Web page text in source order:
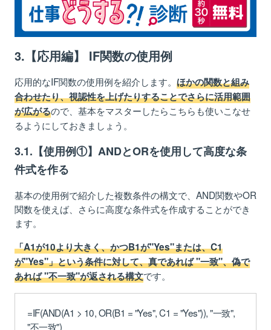
3.【応用編】 IF関数の使用例
応用的なIF関数の使用例を紹介します。 ほかの関数と組み
合わせたり、視認性を上げたりすることでさらに活用範囲
が広がるので、基本をマスターしたらこちらも使いこなせ
るようにしておきましょう。
3.1.【使用例①】ANDとORを使用して高度な条
件式を作る
基本の使用例で紹介した複数条件の構文で、AND関数やOR
関数を使えば、さらに高度な条件式を作成することができ
ます。
「A1が10より大きく、かつB1が"Yes"または、C1
が"Yes"」という条件に対して、真であれば "一致"、偽で
あれば "不一致"が返される構文です。
=IF(AND(A1 > 10, OR(B1 = "Yes", C1 = "Yes")), "一致",
"不一致")